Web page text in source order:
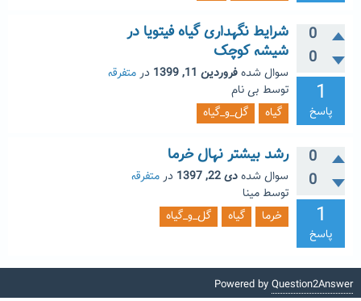
0
0
1
پاسخ
شرایط نگهداری گیاه فیتویا در
شیشه کوچک
سوال شدهفروردین 11, 1399 درمتفرقه
توسط بی نام
گیاه
گل_و_گیاه
0
0
1
پاسخ
رشد بیشتر نهال خرما
سوال شدهدی 22, 1397 درمتفرقه
توسط مینا
خرما
گیاه گل_و_گیاه
Powered by Question2Answer